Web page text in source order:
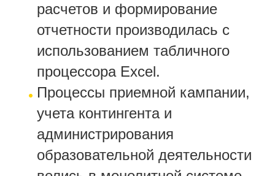
расчетов и формирование
отчетности производилась с
использованием табличного
процессора Excel.
Процессы приемной кампании,
учета контингента и
администрирования
образовательной деятельности